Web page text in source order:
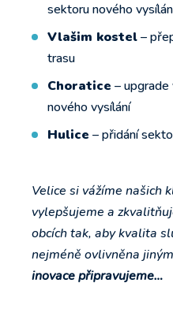
sektoru nového
Vlašim kostel–
trasu
Choratice –
nového vysílání
Hulice – přidání
Velice si vážíme našich
vylepšujeme a
obcích tak, aby kvalita
nejméně ovlivněna
inovace připravujeme…